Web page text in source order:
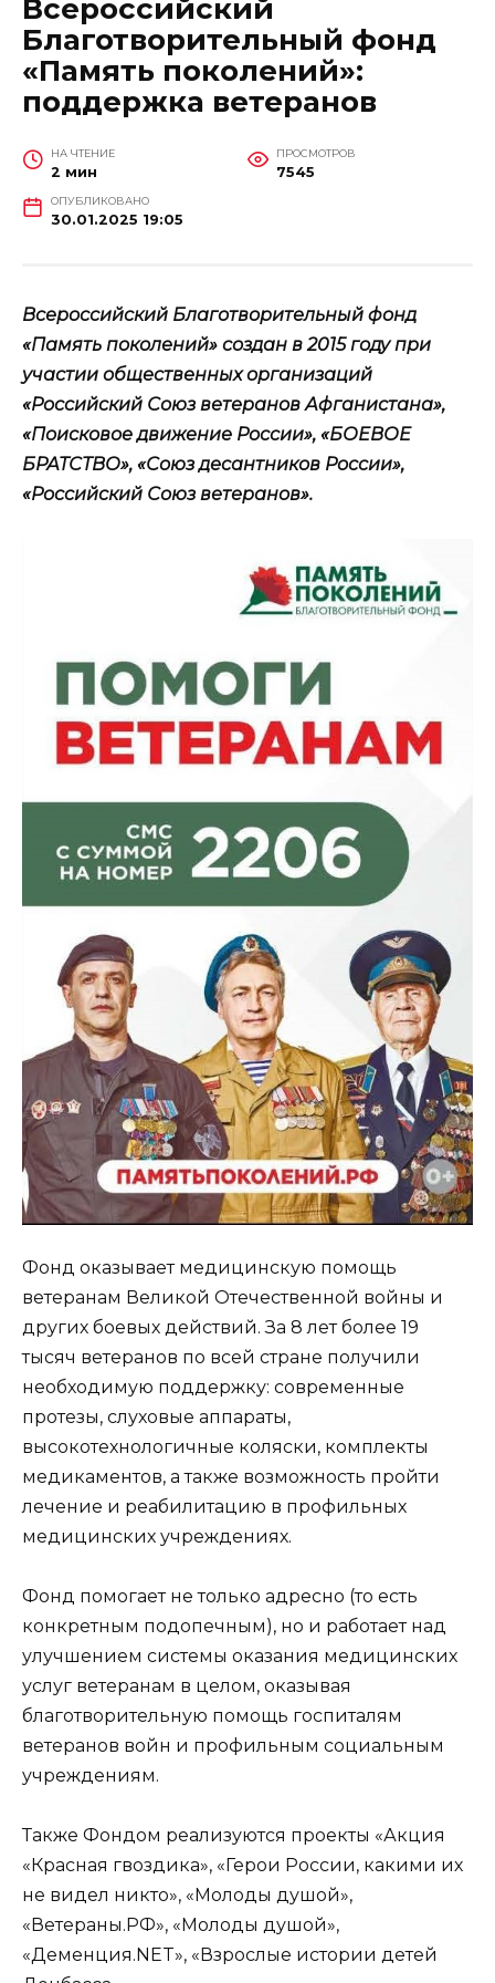
Всероссийский
Благотворительный фонд
«Память поколений»:
поддержка ветеранов
НА ЧТЕНИЕ
2 мин
ПРОСМОТРОВ
7545
ОПУБЛИКОВАНО
30.01.2025 19:05
Всероссийский Благотворительный фонд
«Память поколений» создан в 2015 году при
участии общественных организаций
«Российский Союз ветеранов Афганистана»,
«Поисковое движение России», «БОЕВОЕ
БРАТСТВО», «Союз десантников России»,
«Российский Союз ветеранов».
Фонд оказывает медицинскую помощь
ветеранам Великой Отечественной войны и
других боевых действий. За 8 лет более 19
тысяч ветеранов по всей стране получили
необходимую поддержку: современные
протезы, слуховые аппараты,
высокотехнологичные коляски, комплекты
медикаментов, а также возможность пройти
лечение и реабилитацию в профильных
медицинских учреждениях.
Фонд помогает не только адресно (то есть
конкретным подопечным), но и работает над
улучшением системы оказания медицинских
услуг ветеранам в целом, оказывая
благотворительную помощь госпиталям
ветеранов войн и профильным социальным
учреждениям.
Также Фондом реализуются проекты «Акция
«Красная гвоздика», «Герои России, какими их
не видел никто», «Молоды душой»,
«Ветераны.РФ», «Молоды душой»,
«Деменция.NET», «Взрослые истории детей